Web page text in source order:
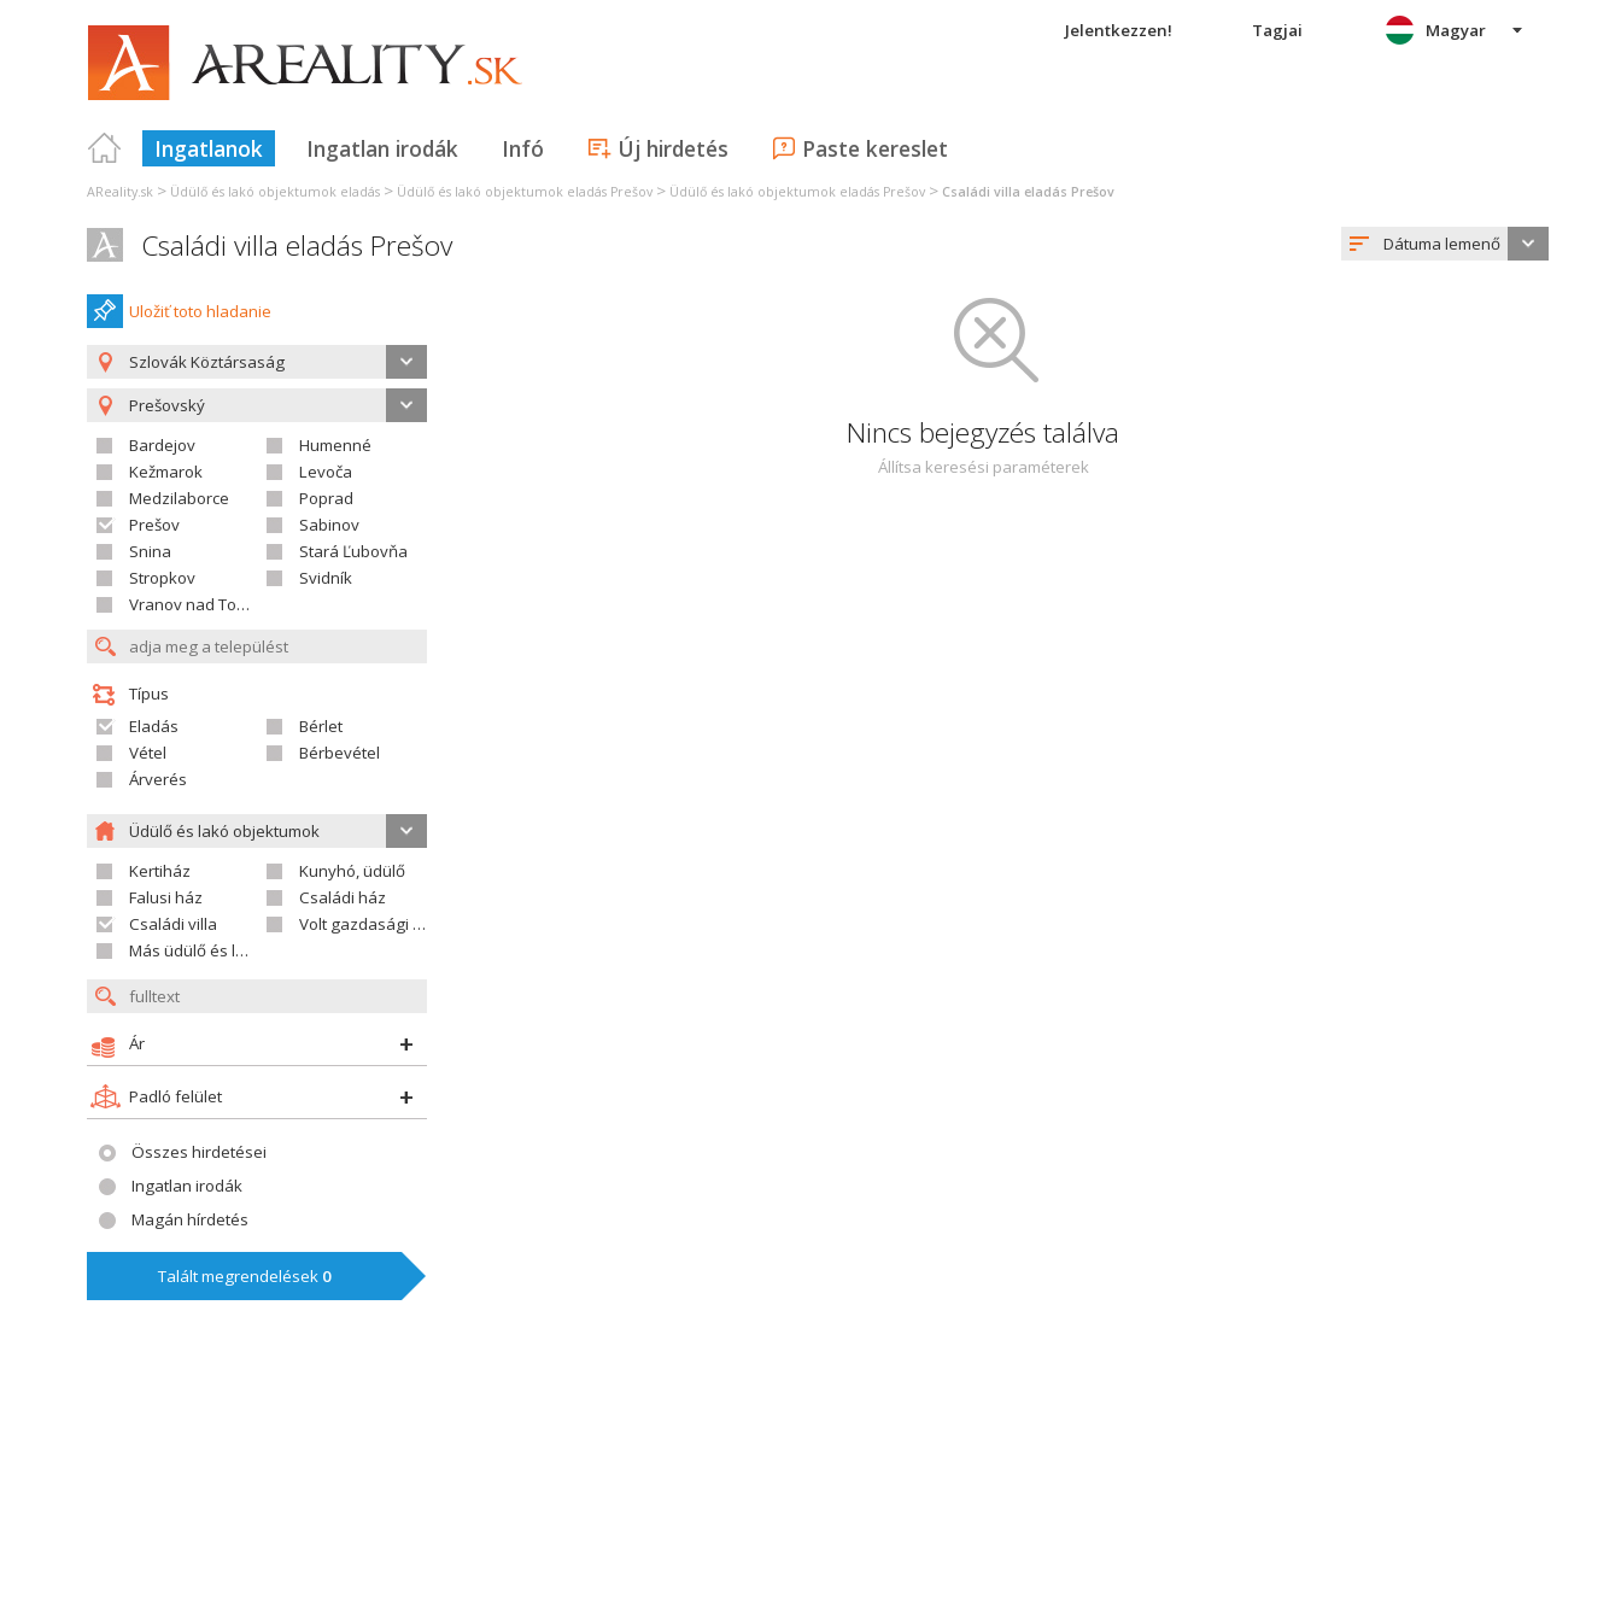
Jelentkezzen! Tagjai
Ingatlanok Ingatlan irodák Infó Új hirdetés Paste kereslet
Magyar
AReality.sk > Üdülő és lakó objektumok eladás > Üdülő és lakó objektumok eladás Prešov > Üdülő és lakó objektumok eladás Prešov > Családi villa eladás Prešov
Családi villa eladás Prešov Dátuma lemenő
Uložiť toto hladanie
Szlovák Köztársaság
Prešovský
Bardejov
Humenné
Kežmarok
Levoča
Medzilaborce
Poprad
Prešov
Sabinov
Snina
Stará Ľubovňa
Stropkov
Svidník
Vranov nad Topľou
Típus
Eladás
Bérlet
Vétel
Bérbevétel
Árverés
Üdülő és lakó objektumok
Kertiház
Kunyhó, üdülő
Falusi ház
Családi ház
Családi villa
Volt gazdasági település
Más üdülő és lakó objektumok
Ár
Padló felület
Összes hirdetései
Ingatlan irodák
Magán hírdetés
Talált megrendelések 0
Nincs bejegyzés találva
Állítsa keresési paraméterek